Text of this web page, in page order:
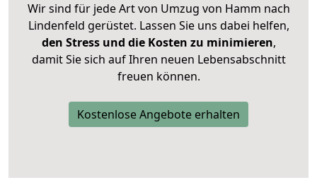
Wir sind für jede Art von Umzug von Hamm nach
Lindenfeld gerüstet. Lassen Sie uns dabei helfen,
den Stress und die Kosten zu minimieren,
damit Sie sich auf Ihren neuen Lebensabschnitt
freuen können.
Kostenlose Angebote erhalten